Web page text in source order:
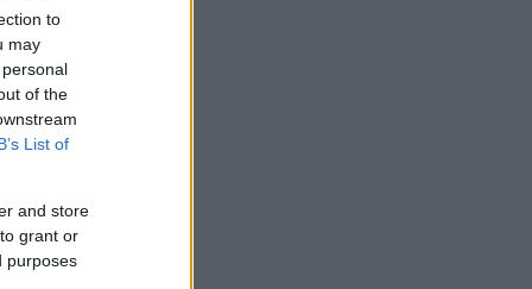
to
may
of the
List of
and store
grant or
purposes